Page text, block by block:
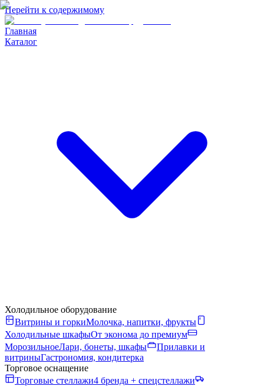
Перейти к содержимому
Главная
Каталог
Холодильное оборудование
Витрины и горкиМолочка, напитки, фрукты
Холодильные шкафыОт эконома до премиум
МорозильноеЛари, бонеты, шкафы
Прилавки и
витриныГастрономия, кондитерка
Торговое оснащение
Торговые стеллажи4 бренда + спецстеллажи